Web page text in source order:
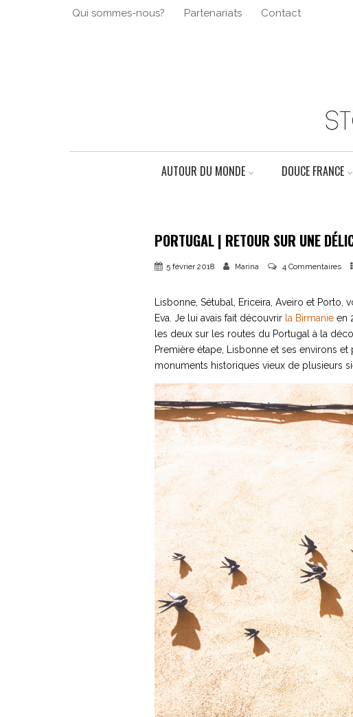
Qui sommes-nous? Partenariats Contact
AUTOUR DU MONDE DOUCE FRANCE
PORTUGAL | RETOUR SUR UNE
5 février 2018 Marina 4 Commentaires
Lisbonne, Sétubal, Ericeira, Aveiro et
Eva. Je lui avais fait découvrir la Birmanie en
les deux sur les routes du Portugal à la
Première étape, Lisbonne et ses environs
monuments historiques vieux de plusieurs